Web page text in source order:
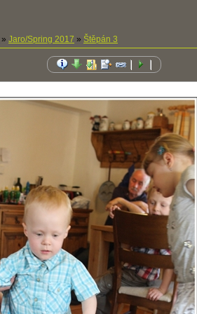
» Jaro/Spring 2017 » Štěpán 3